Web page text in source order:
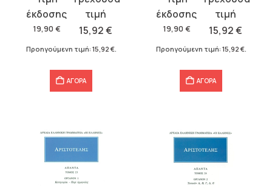
19,90 €
price
was:
19,90 €.
15,92€
τρέχουσα
τιμή
είναι:
Προηγούμενη τιμή: 15,92 €.
ΑΓΟΡΑ
19,90 €
price
was:
19,90 €.
15,92€
τρέχουσα
τιμή
είναι:
Προηγούμενη τιμή: 15,92 €.
ΑΓΟΡΑ